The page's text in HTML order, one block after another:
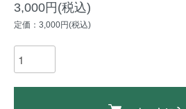
3,000円(税込)
定価：3,000円(税込)